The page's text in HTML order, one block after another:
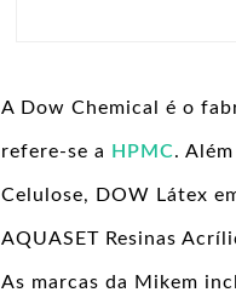
A Dow Chemical é o
refere-se a HPMC.
Celulose, DOW Látex
AQUASET Resinas
As marcas da Mikem